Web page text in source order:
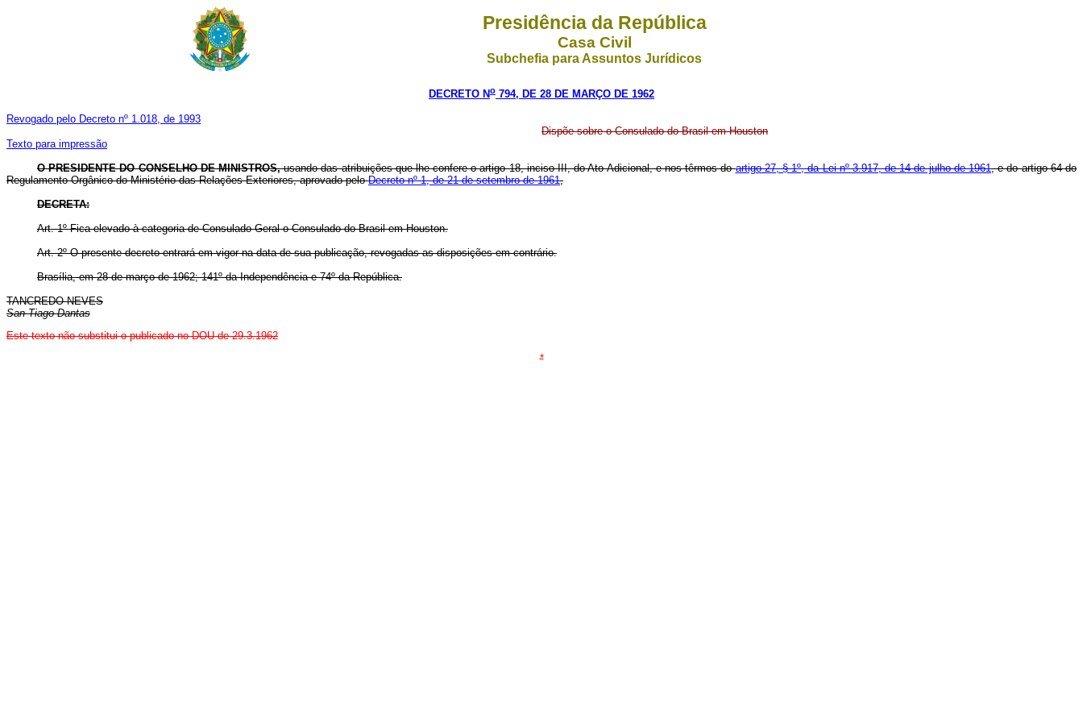
Presidência da República
Casa Civil
Subchefia para Assuntos Jurídicos
DECRETO No 794, DE 28 DE MARÇO DE 1962
Revogado pelo Decreto nº 1.018, de 1993
Texto para impressão
Dispõe sobre o Consulado do Brasil em Houston
O PRESIDENTE DO CONSELHO DE MINISTROS,usando das atribuições que lhe confere o artigo 18, inciso III, do Ato Adicional, e nos têrmos doartigo 27, § 1º, da Lei nº 3.917, de 14 de julho de 1961, e do artigo 64 do
Regulamento Orgânico do Ministério das Relações Exteriores, aprovado peloDecreto nº 1, de 21 de setembro de 1961,
DECRETA:
Art. 1º Fica elevado à categoria de Consulado Geral o Consulado do Brasil em Houston.
Art. 2º O presente decreto entrará em vigor na data de sua publicação, revogadas as disposições em contrário.
Brasília, em 28 de março de 1962; 141º da Independência e 74º da República.
TANCREDO NEVES
San Tiago Dantas
Este texto não substitui o publicado no DOU de 29.3.1962
*